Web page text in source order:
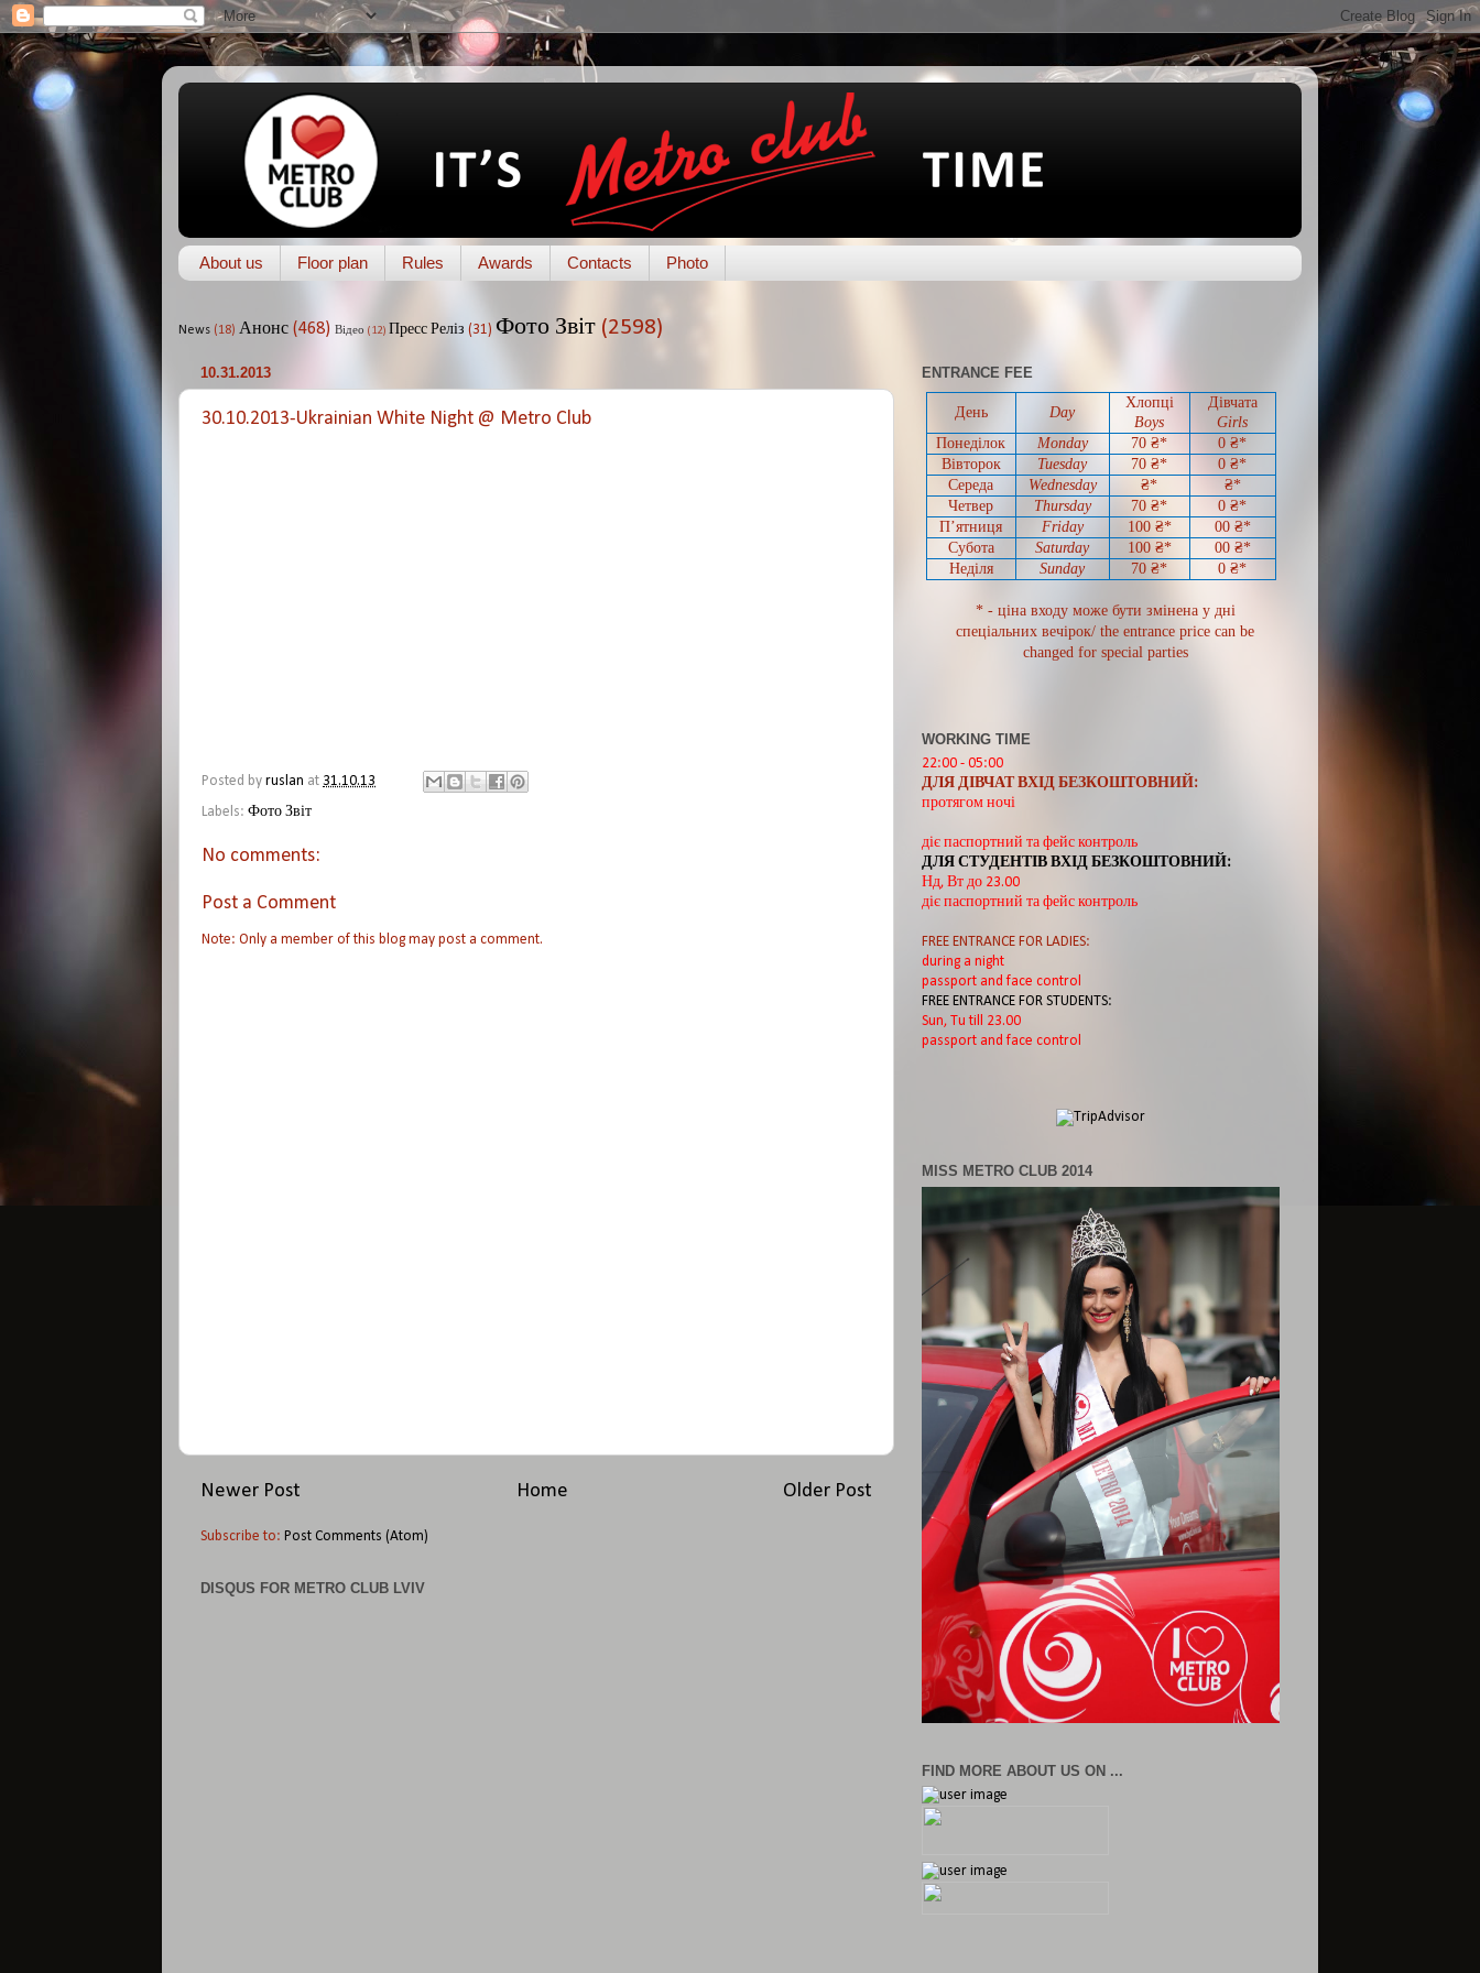
About us Floor plan Rules Awards Contacts Photo
News (18) Анонс (468) Відео (12) Пресс Реліз (31) Фото Звіт (2598)
10.31.2013
30.10.2013-Ukrainian White Night @ Metro Club
Posted by ruslan at 31.10.13
Labels: Фото Звіт
No comments:
Post a Comment
Note: Only a member of this blog may post a comment.
Newer Post Older Post
Home
Subscribe to: Post Comments (Atom)
DISQUS FOR METRO CLUB LVIV
ENTRANCE FEE
День Day
Хлопці
Boys
Дівчата
Girls
Понеділок
Monday 70 ₴* 0 ₴*
Вівторок
Tuesday 70 ₴* 0 ₴*
Середа
Wednesday ₴*
₴*
Четвер
Thursday 70 ₴* 0 ₴*
П’ятниця
Friday 100 ₴* 00₴*
Субота
Saturday 100 ₴* 00₴*
Неділя
Sunday 70 ₴* 0 ₴*
* - ціна входу може бути змінена у дні
спеціальних вечірок/ the entrance price can be
changed for special parties
WORKING TIME
22:00 - 05:00
ДЛЯ ДІВЧАТ ВХІД БЕЗКОШТОВНИЙ:
протягом ночі
діє паспортний та фейс контроль
ДЛЯ СТУДЕНТІВ ВХІД БЕЗКОШТОВНИЙ:
Нд, Вт до 23.00
діє паспортний та фейс контроль
FREE ENTRANCE FOR LADIES:
during a night
passport and face control
FREE ENTRANCE FOR STUDENTS:
Sun, Tu till 23.00
passport and face control
MISS METRO CLUB 2014
FIND MORE ABOUT US ON ...